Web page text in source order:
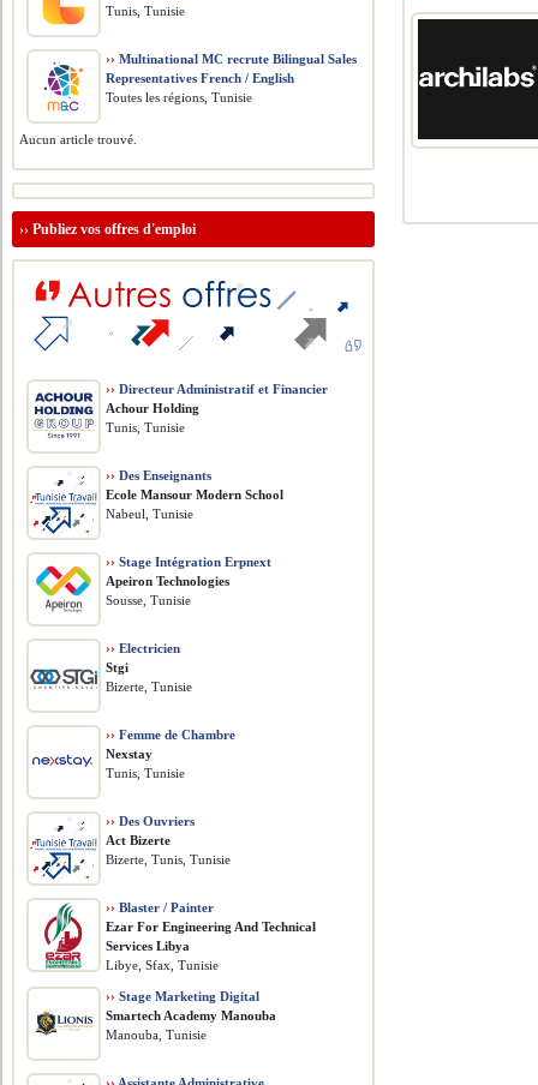
Tunis, Tunisie
›› Multinational MC recrute Bilingual Sales
Representatives French / English
Toutes les régions, Tunisie
Aucun article trouvé.
››Publiez vos offres d'emploi
›› Directeur Administratif et Financier
Achour Holding
Tunis, Tunisie
›› Des Enseignants
Ecole Mansour Modern School
Nabeul, Tunisie
›› Stage Intégration Erpnext
Apeiron Technologies
Sousse, Tunisie
›› Electricien
Stgi
Bizerte, Tunisie
›› Femme de Chambre
Nexstay
Tunis, Tunisie
›› Des Ouvriers
Act Bizerte
Bizerte, Tunis, Tunisie
›› Blaster / Painter
Ezar For Engineering And Technical
Services Libya
Libye, Sfax, Tunisie
›› Stage Marketing Digital
Smartech Academy Manouba
Manouba, Tunisie